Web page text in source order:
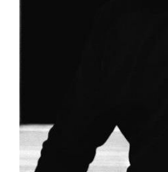
美狮美高梅
西风残照汉家陵阙
刘丹